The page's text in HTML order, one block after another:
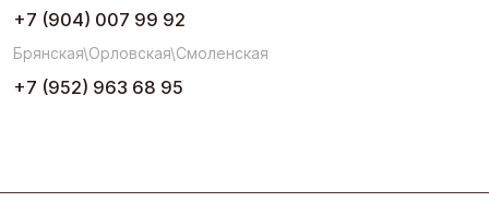
+7 (904) 007 99 92
Брянская\Орловская\Смоленская
+7 (952) 963 68 95